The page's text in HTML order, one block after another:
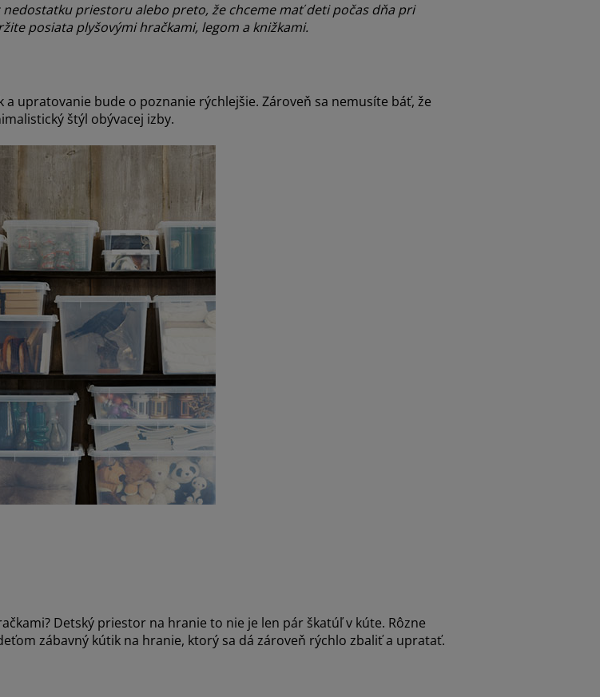
priestoru alebo preto, že chceme mať deti počas dňa pri
posiata plyšovými hračkami, legom a knižkami.
upratovanie bude o poznanie rýchlejšie. Zároveň sa nemusíte báť, že
štýl obývacej izby.
Detský priestor na hranie to nie je len pár škatúľ v kúte. Rôzne
zábavný kútik na hranie, ktorý sa dá zároveň rýchlo zbaliť a upratať.